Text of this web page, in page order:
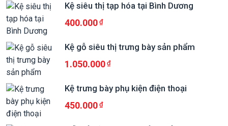
Kệ siêu thị tạp hóa tại Bình Dương
400.000
Kệ gỗ siêu thị trưng bày sản phẩm
1.050.000
Kệ trưng bày phụ kiện điện thoại
450.000